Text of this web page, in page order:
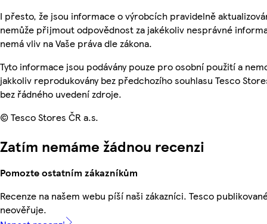
I přesto, že jsou informace o výrobcích pravidelně
nemůže přijmout odpovědnost za jakékoliv nesprávné
nemá vliv na Vaše práva dle zákona.
Tyto informace jsou podávány pouze pro osobní použití a
jakkoliv reprodukovány bez předchozího souhlasu Tesco
bez řádného uvedení zdroje.
© Tesco Stores ČR a.s.
Zatím nemáme žádnou recenzi
Pomozte ostatním zákazníkům
Recenze na našem webu píší naši zákazníci. Tesco
neověřuje.